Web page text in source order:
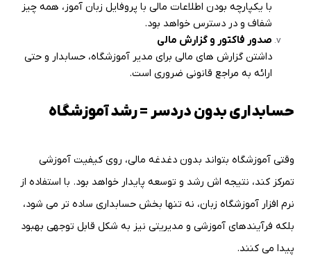
با یکپارچه بودن اطلاعات مالی با پروفایل زبان آموز، همه چیز
شفاف و در دسترس خواهد بود.
صدور فاکتور و گزارش مالی
داشتن گزارش های مالی برای مدیر آموزشگاه، حسابدار و حتی
ارائه به مراجع قانونی ضروری است.
حسابداری بدون دردسر = رشد آموزشگاه
وقتی آموزشگاه بتواند بدون دغدغه مالی، روی کیفیت آموزشی
تمرکز کند، نتیجه اش رشد و توسعه پایدار خواهد بود. با استفاده از
نرم افزار آموزشگاه زبان، نه تنها بخش حسابداری ساده تر می شود،
بلکه فرآیندهای آموزشی و مدیریتی نیز به شکل قابل توجهی بهبود
پیدا می کنند.